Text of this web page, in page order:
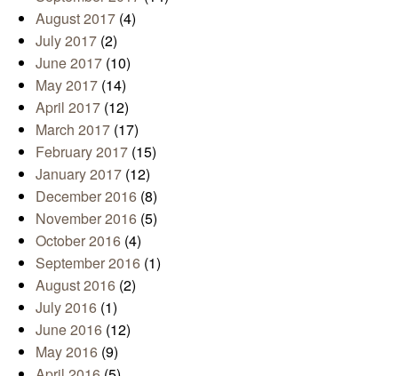
August 2017 (4)
July 2017 (2)
June 2017 (10)
May 2017 (14)
April 2017 (12)
March 2017 (17)
February 2017 (15)
January 2017 (12)
December 2016 (8)
November 2016 (5)
October 2016 (4)
September 2016 (1)
August 2016 (2)
July 2016 (1)
June 2016 (12)
May 2016 (9)